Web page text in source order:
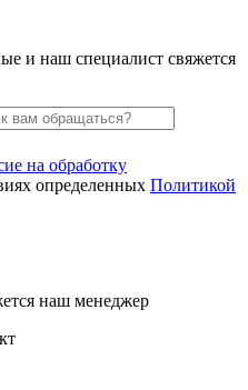
и наш специалист свяжется
на обработку
определенных Политикой
наш менеджер